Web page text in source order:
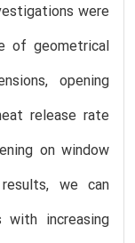
were
of geometrical
opening
release rate
on window
we can
increasing